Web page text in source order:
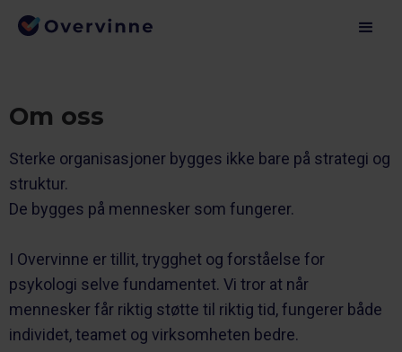
Om oss
Sterke organisasjoner bygges ikke bare på strategi og
struktur.
De bygges på mennesker som fungerer.
I Overvinne er tillit, trygghet og forståelse for
psykologi selve fundamentet. Vi tror at når
mennesker får riktig støtte til riktig tid, fungerer både
individet, teamet og virksomheten bedre.